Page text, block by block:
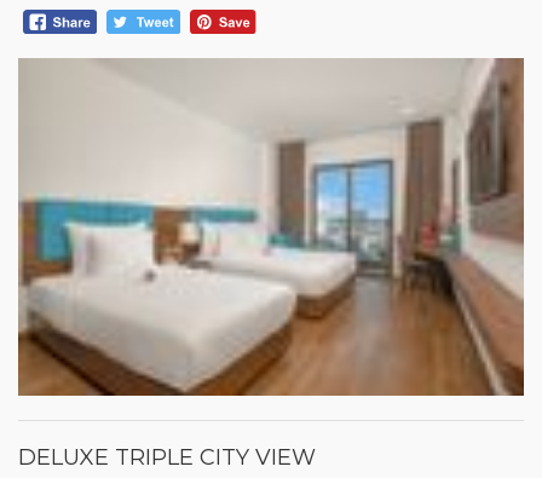
DELUXE TRIPLE CITY VIEW